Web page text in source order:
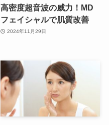
高密度超音波の威力！MD
フェイシャルで肌質改善
2024年11月29日